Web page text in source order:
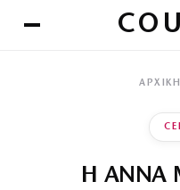
ΑΡΧΙΚΉ
Η ΑΝΝΑ